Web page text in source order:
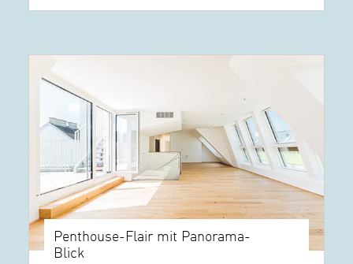
Penthouse-Flair mit Panorama-
Blick